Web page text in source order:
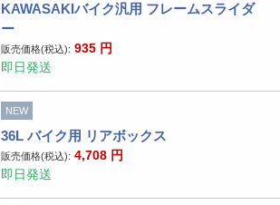
KAWASAKIバイク汎用 フレームスライダ
ー
販売価格(税込): 935 円
即日発送
NEW
36L バイク用 リアボックス
販売価格(税込): 4,708 円
即日発送